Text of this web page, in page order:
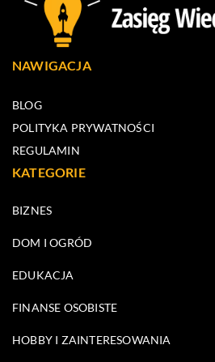
NAWIGACJA
BLOG
POLITYKA PRYWATNOŚCI
REGULAMIN
KATEGORIE
BIZNES
DOM I OGRÓD
EDUKACJA
FINANSE OSOBISTE
HOBBY I ZAINTERESOWANIA